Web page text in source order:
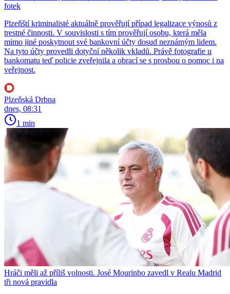
fotek
Plzeňští kriminalisté aktuálně prověřují případ legalizace výnosů z
trestné činnosti. V souvislosti s tím prověřují osobu, která měla
mimo jiné poskytnout své bankovní účty dosud neznámým lidem.
Na tyto účty provedli dotyční několik vkladů. Právě fotografie u
bankomatu teď policie zveřejnila a obrací se s prosbou o pomoc i na
veřejnost.
Plzeňská Drbna
dnes, 08:31
1 min
Hráči měli až příliš volnosti. José Mourinho zavedl v Realu Madrid
tři nová pravidla